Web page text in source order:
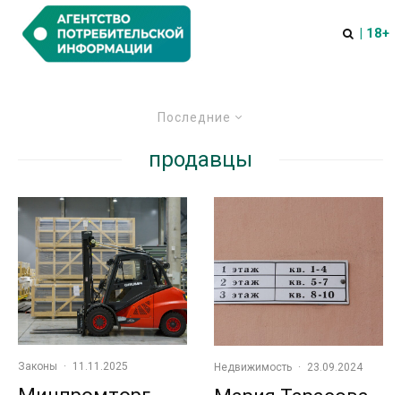
| 18+
Последние
продавцы
Законы · 11.11.2025 Недвижимость · 23.09.2024